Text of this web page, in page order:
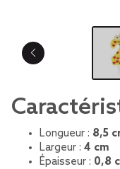
Longueur : 8,5
Largeur : 4 cm
Épaisseur : 0,8